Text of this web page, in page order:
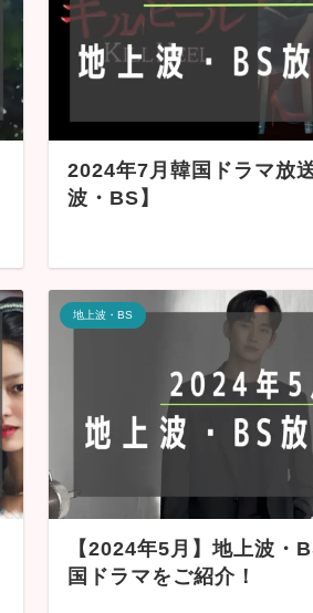
2024年7月韓国ドラマ放
波・BS】
地上波・BS
【2024年5月】地上波・
国ドラマをご紹介！